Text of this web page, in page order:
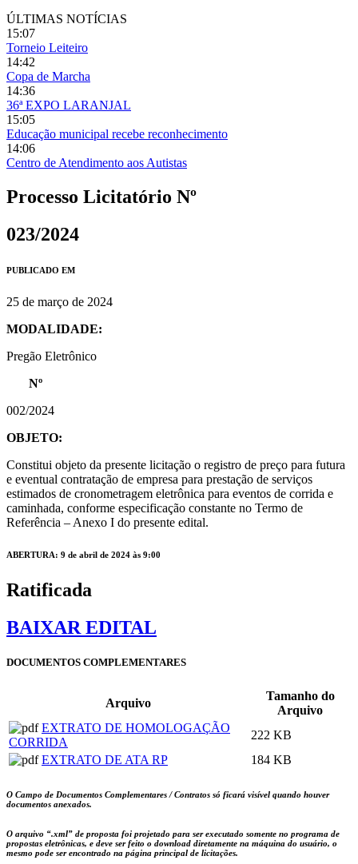
ÚLTIMAS NOTÍCIAS
15:07
Torneio Leiteiro
14:42
Copa de Marcha
14:36
36ª EXPO LARANJAL
15:05
Educação municipal recebe reconhecimento
14:06
Centro de Atendimento aos Autistas
Processo Licitatório Nº
023/2024
PUBLICADO EM
25 de março de 2024
MODALIDADE:
Pregão Eletrônico
Nº
002/2024
OBJETO:
Constitui objeto da presente licitação o registro de preço para futura
e eventual contratação de empresa para prestação de serviços
estimados de cronometragem eletrônica para eventos de corrida e
caminhada, conforme especificação constante no Termo de
Referência – Anexo I do presente edital.
ABERTURA: 9 de abril de 2024 às 9:00
Ratificada
BAIXAR EDITAL
DOCUMENTOS COMPLEMENTARES
Arquivo
Tamanho do
Arquivo
EXTRATO DE HOMOLOGAÇÃO
CORRIDA
222 KB
EXTRATO DE ATA RP
184 KB
O Campo de Documentos Complementares / Contratos só ficará visível quando houver
documentos anexados.
O arquivo “.xml” de proposta foi projetado para ser executado somente no programa de
propostas eletrônicas, e deve ser feito o download diretamente na máquina do usuário, o
mesmo pode ser encontrado na página principal de licitações.